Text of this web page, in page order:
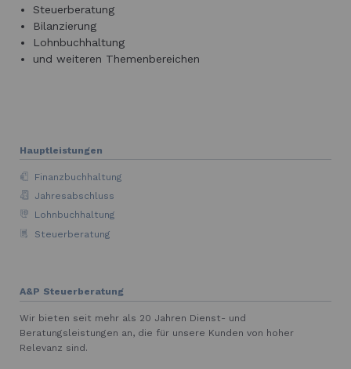
Steuerberatung
Bilanzierung
Lohnbuchhaltung
und weiteren Themenbereichen
Hauptleistungen
Finanzbuchhaltung
Jahresabschluss
Lohnbuchhaltung
Steuerberatung
A&P Steuerberatung
Wir bieten seit mehr als 20 Jahren Dienst- und
Beratungsleistungen an, die für unsere Kunden von hoher
Relevanz sind.